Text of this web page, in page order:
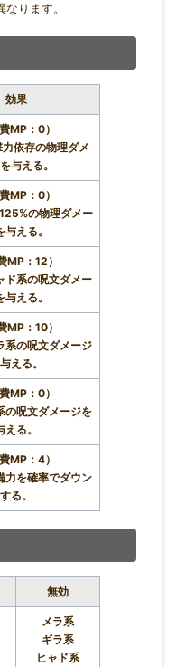
ります。
効果
費MP：0）
依存の物理ダメ
与える。
費MP：0）
の物理ダメー
与える。
MP：12）
ド系の呪文ダメー
与える。
MP：10）
系の呪文ダメージ
える。
費MP：0）
の呪文ダメージを
える。
費MP：4）
力を確率でダウン
する。
無効
メラ系
ギラ系
ヒャド系